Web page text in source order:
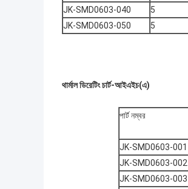
JK-SMD0603-040
5
JK-SMD0603-050
5
থার্মাল ডিরেটিং চার্ট-আইএইচ(এ)
পার্ট নম্বর
JK-SMD0603-001
JK-SMD0603-002
JK-SMD0603-003